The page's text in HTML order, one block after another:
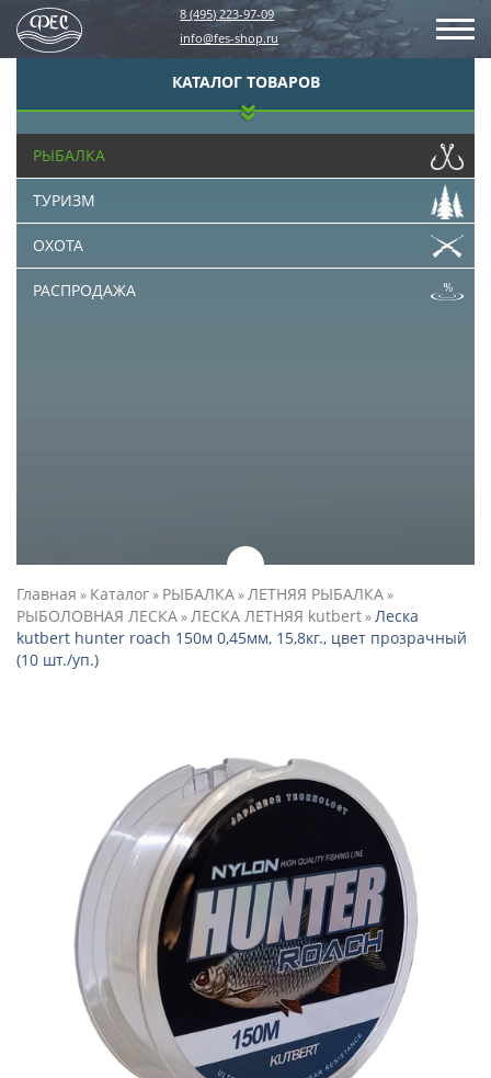
8 (495) 223-97-09
info@fes-shop.ru
КАТАЛОГ ТОВАРОВ
РЫБАЛКА
ТУРИЗМ
ОХОТА
РАСПРОДАЖА
Главная » Каталог» РЫБАЛКА»ЛЕТНЯЯ РЫБАЛКА»
РЫБОЛОВНАЯ ЛЕСКА»ЛЕСКА ЛЕТНЯЯ kutbert»Леска
kutbert hunter roach 150м 0,45мм, 15,8кг., цвет прозрачный
(10 шт./уп.)